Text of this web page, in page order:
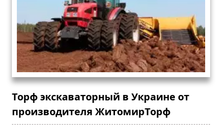
Торф экскаваторный в Украине от
производителя ЖитомирТорф